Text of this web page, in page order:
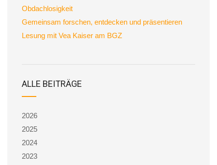
Obdachlosigkeit
Gemeinsam forschen, entdecken und präsentieren
Lesung mit Vea Kaiser am BGZ
ALLE BEITRÄGE
2026
2025
2024
2023